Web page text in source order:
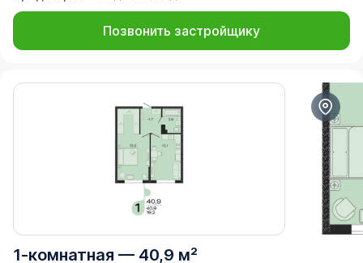
Позвонить застройщику
1-комнатная — 40,9 м²